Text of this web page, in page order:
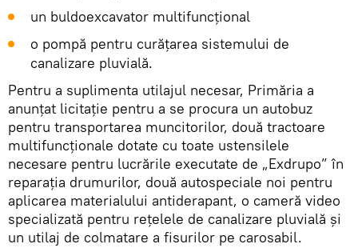
un buldoexcavator multifuncțional
o pompă pentru curățarea sistemului de
canalizare pluvială.
Pentru a suplimenta utilajul necesar, Primăria a
anunțat licitație pentru a se procura un autobuz
pentru transportarea muncitorilor, două tractoare
multifuncționale dotate cu toate ustensilele
necesare pentru lucrările executate de „Exdrupo” în
reparația drumurilor, două autospeciale noi pentru
aplicarea materialului antiderapant, o cameră video
specializată pentru rețelele de canalizare pluvială și
un utilaj de colmatare a fisurilor pe carosabil.